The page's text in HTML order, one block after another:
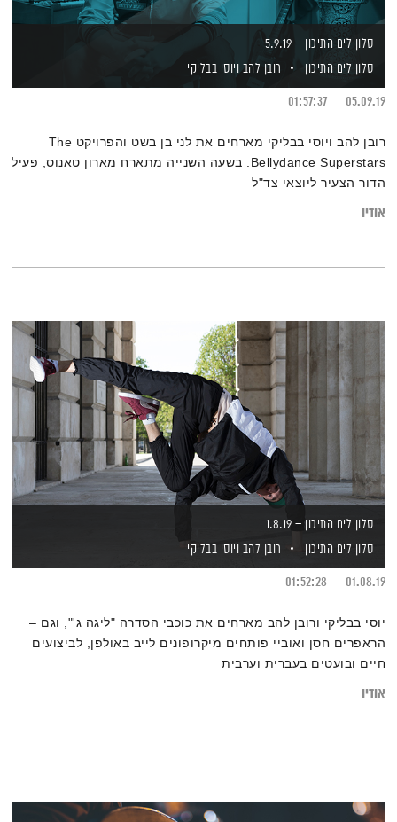
סלון לים התיכון – 5.9.19
סלון לים התיכון
רובן להב ויוסי בבליקי
05.09.19
01:57:37
רובן להב ויוסי בבליקי מארחים את לני בן בשט והפרויקט The
Bellydance Superstars. בשעה השנייה מתארח מארון טאנוס, פעיל
הדור הצעיר ליוצאי צד"ל
אודיו
סלון לים התיכון – 1.8.19
סלון לים התיכון
רובן להב ויוסי בבליקי
01.08.19
01:52:28
יוסי בבליקי ורובן להב מארחים את כוכבי הסדרה "ליגה ג'", וגם –
הראפרים חסן ואוביי פותחים מיקרופונים לייב באולפן, לביצועים
חיים ובועטים בעברית וערבית
אודיו